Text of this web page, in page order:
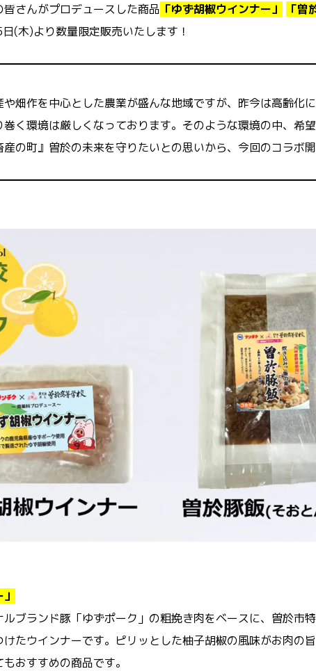
さんがプロデュースした商品 「ゆず胡椒ウインナー」
「曽
(木)より数量限定販売いたします！
畑作を中心とした農業が盛んな地域ですが、昨今は高齢化
く環境は厳しくなっております。そのような環境の中、希
の町』曽於の未来を守りたいとの思いから、今回のコラボ
ブランド豚「ゆずポーク」の粗挽き肉をベースに、曽於市
けたウインナーです。ピリッとした柚子胡椒の風味がお肉の
おすすめの商品です。